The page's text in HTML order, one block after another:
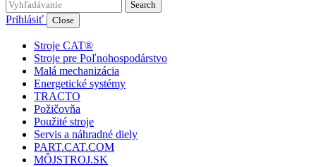
Prihlásiť Close
Stroje CAT®
Stroje pre Poľnohospodárstvo
Malá mechanizácia
Energetické systémy
TRACTO
Požičovňa
Použité stroje
Servis a náhradné diely
PART.CAT.COM
MÔJSTROJ.SK